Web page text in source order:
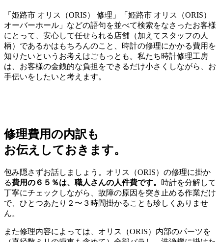
「姫路市 オリス（ORIS） 修理」「姫路市 オリス（ORIS）
オーバーホール」などの語句を並べて検索をなさったお客様
にとって、安心して任せられる店舗（加えてスタッフの人
柄）であるかはもちろんのこと、時計の修理にかかる費用を
知りたいというお考えはごもっとも。私たち時計修理工房
は、お客様の金銭的な負担をできるだけ小さくしながら、お
手伝いをしたいと考えます。
修理費用の内訳も
お伝えしておきます。
包み隠さずお話しましょう。オリス（ORIS）の修理に掛か
る費用の６５％は、職人さんの人件費です。 時計を分解して
丁寧にチェックしながら、故障の原因を突き止める作業だけ
で、ひとつあたり２〜３時間掛かることも珍しくありませ
ん。
また修理内容によっては、オリス（ORIS）内部のパーツを